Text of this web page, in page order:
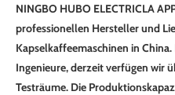
NINGBO HUBO ELECTRICLA
professionellen Hersteller und
Kapselkaffeemaschinen in
Ingenieure, derzeit verfügen wir
Testräume. Die